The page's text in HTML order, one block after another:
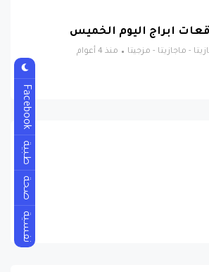
ابراج اليوم الخميس
- ماجازيتا - مزجيتا منذ 4 أعوام
Facebook
طبية
صحة
نفسية